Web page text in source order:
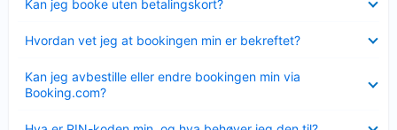
Kan jeg booke uten betalingskort?
mindre
Hvordan vet jeg at bookingen min er bekreftet?
mindre
Kan jeg avbestille eller endre bookingen min via
Booking.com?
mindre